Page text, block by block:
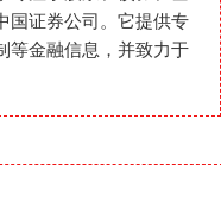
国证券公司。它提供专
等金融信息，并致力于